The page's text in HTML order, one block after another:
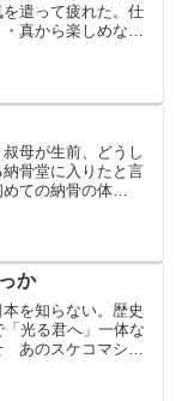
遣って疲れた。仕
真から楽しめな
合わせる...
母が生前、どうし
骨堂に入りたと言
ての納骨の体
やっと着...
か
を知らない。歴史
光る君へ」一体な
あのスケコマシの